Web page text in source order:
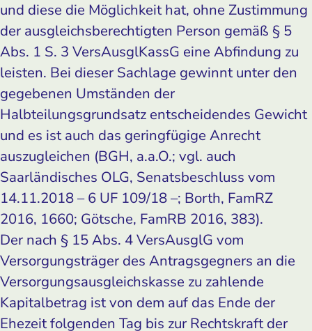
und diese die Möglichkeit hat, ohne Zustimmung
der ausgleichsberechtigten Person gemäß § 5
Abs. 1 S. 3 VersAusglKassG eine Abfindung zu
leisten. Bei dieser Sachlage gewinnt unter den
gegebenen Umständen der
Halbteilungsgrundsatz entscheidendes Gewicht
und es ist auch das geringfügige Anrecht
auszugleichen (BGH, a.a.O.; vgl. auch
Saarländisches OLG, Senatsbeschluss vom
14.11.2018 – 6 UF 109/18 –; Borth, FamRZ
2016, 1660; Götsche, FamRB 2016, 383).
Der nach § 15 Abs. 4 VersAusglG vom
Versorgungsträger des Antragsgegners an die
Versorgungsausgleichskasse zu zahlende
Kapitalbetrag ist von dem auf das Ende der
Ehezeit folgenden Tag bis zur Rechtskraft der